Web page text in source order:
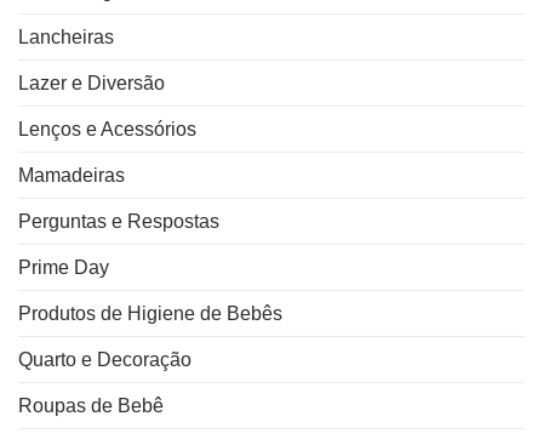
Lancheiras
Lazer e Diversão
Lenços e Acessórios
Mamadeiras
Perguntas e Respostas
Prime Day
Produtos de Higiene de Bebês
Quarto e Decoração
Roupas de Bebê